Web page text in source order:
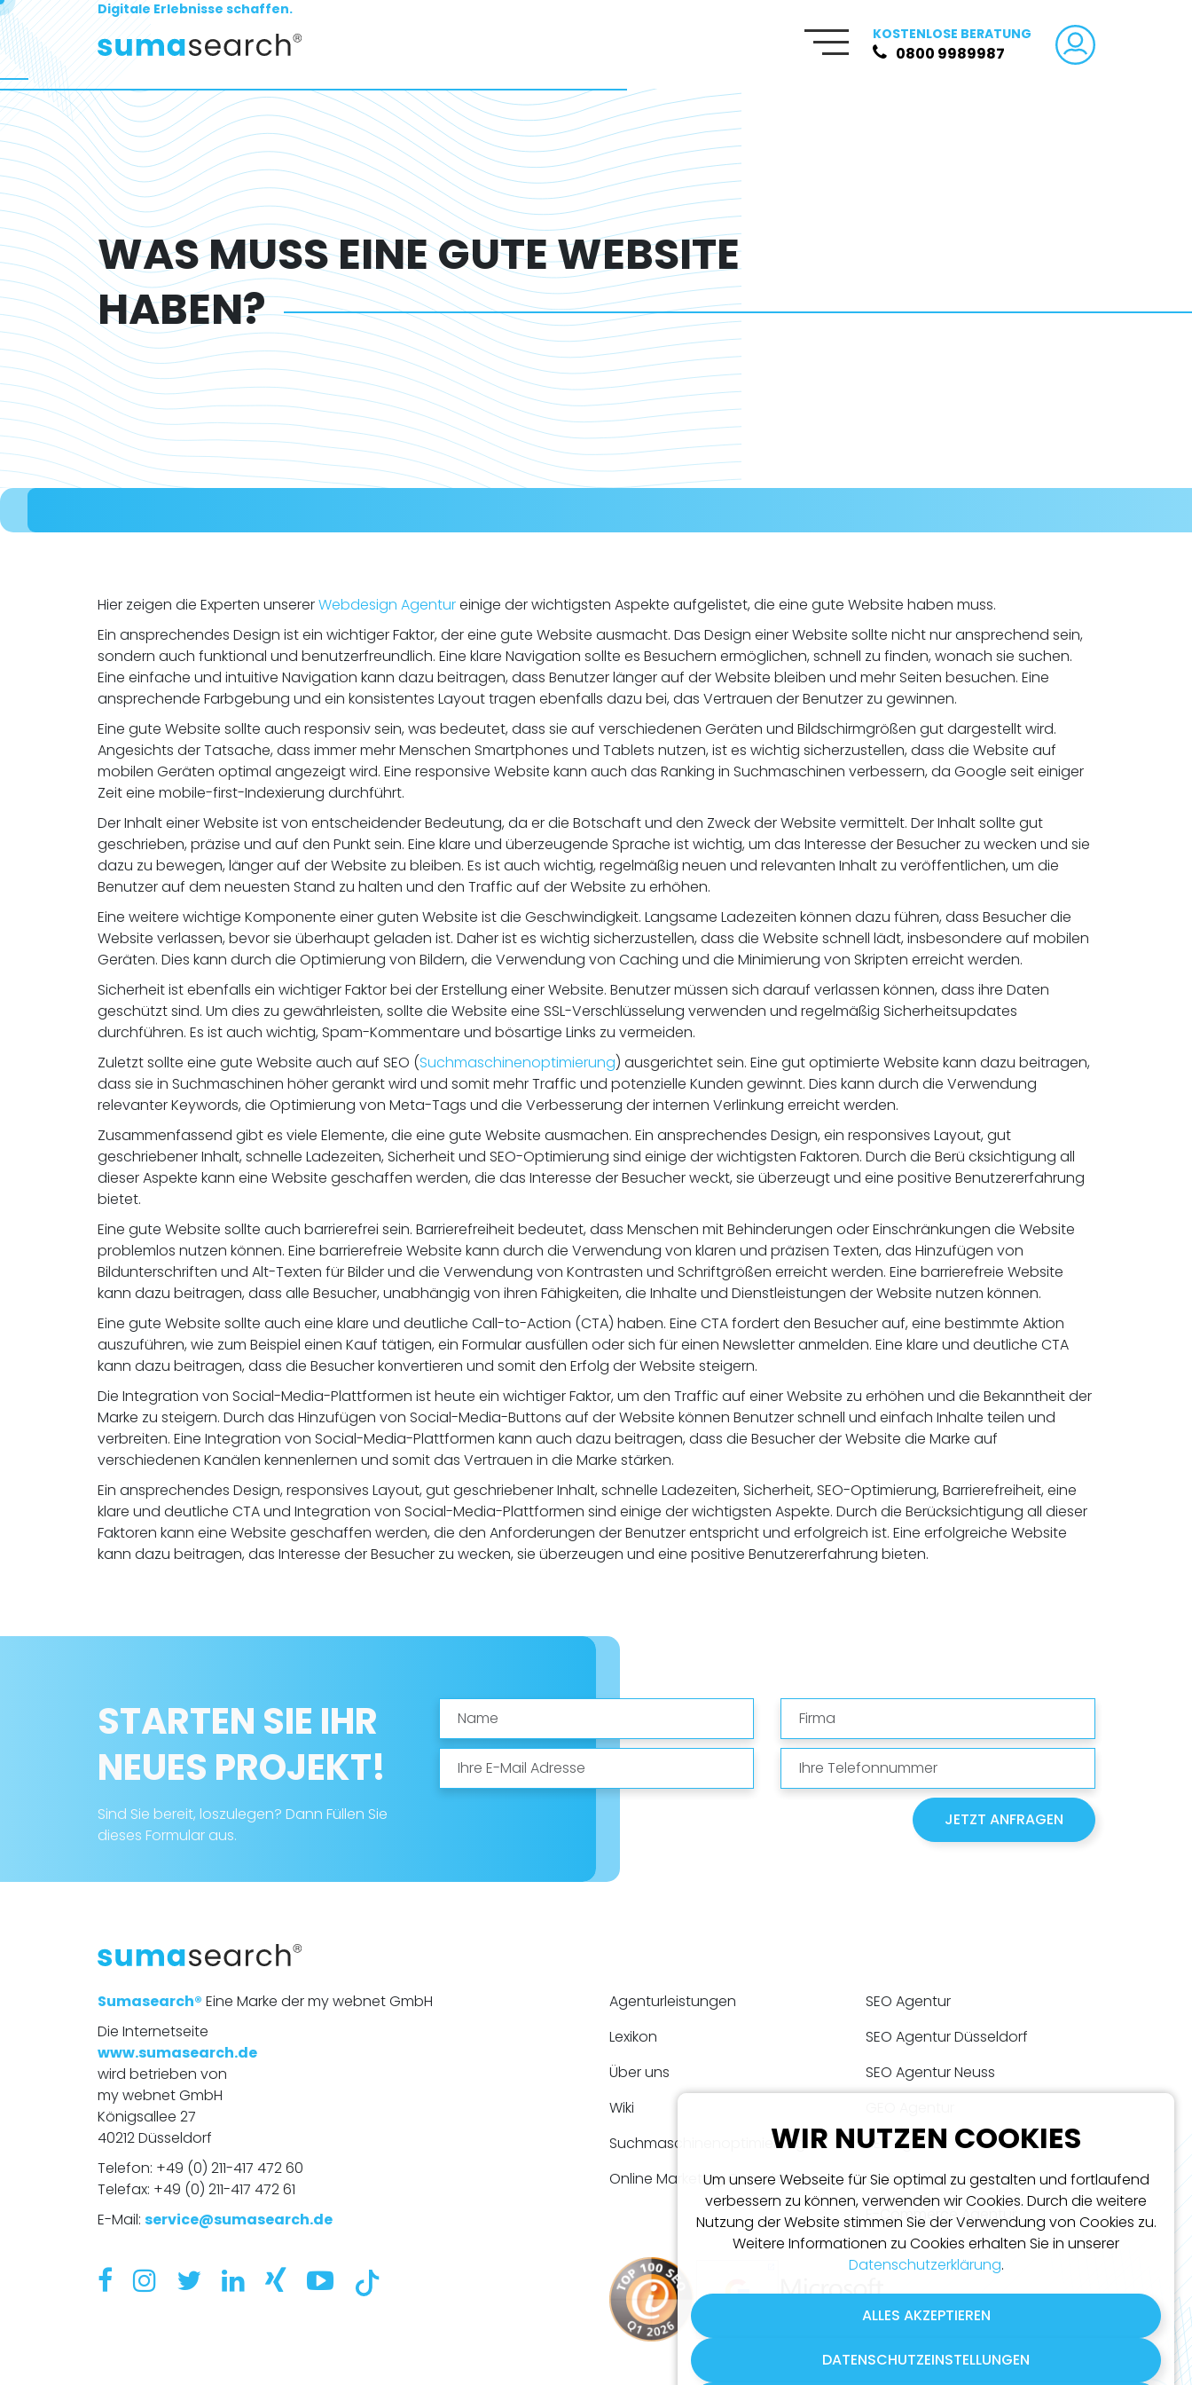
Digitale Erlebnisse schaffen.
KOSTENLOSE BERATUNG
0800 9989987
WAS MUSS EINE GUTE WEBSITE
HABEN?
Hier zeigen die Experten unsererWebdesign Agentureinige der wichtigsten Aspekte aufgelistet, die eine gute Website haben muss.
Ein ansprechendes Design ist ein wichtiger Faktor, der eine gute Website ausmacht. Das Design einer Website sollte nicht nur ansprechend sein,
sondern auch funktional und benutzerfreundlich. Eine klare Navigation sollte es Besuchern ermöglichen, schnell zu finden, wonach sie suchen.
Eine einfache und intuitive Navigation kann dazu beitragen, dass Benutzer länger auf der Website bleiben und mehr Seiten besuchen. Eine
ansprechende Farbgebung und ein konsistentes Layout tragen ebenfalls dazu bei, das Vertrauen der Benutzer zu gewinnen.
Eine gute Website sollte auch responsiv sein, was bedeutet, dass sie auf verschiedenen Geräten und Bildschirmgrößen gut dargestellt wird.
Angesichts der Tatsache, dass immer mehr Menschen Smartphones und Tablets nutzen, ist es wichtig sicherzustellen, dass die Website auf
mobilen Geräten optimal angezeigt wird. Eine responsive Website kann auch das Ranking in Suchmaschinen verbessern, da Google seit einiger
Zeit eine mobile-first-Indexierung durchführt.
Der Inhalt einer Website ist von entscheidender Bedeutung, da er die Botschaft und den Zweck der Website vermittelt. Der Inhalt sollte gut
geschrieben, präzise und auf den Punkt sein. Eine klare und überzeugende Sprache ist wichtig, um das Interesse der Besucher zu wecken und sie
dazu zu bewegen, länger auf der Website zu bleiben. Es ist auch wichtig, regelmäßig neuen und relevanten Inhalt zu veröffentlichen, um die
Benutzer auf dem neuesten Stand zu halten und den Traffic auf der Website zu erhöhen.
Eine weitere wichtige Komponente einer guten Website ist die Geschwindigkeit. Langsame Ladezeiten können dazu führen, dass Besucher die
Website verlassen, bevor sie überhaupt geladen ist. Daher ist es wichtig sicherzustellen, dass die Website schnell lädt, insbesondere auf mobilen
Geräten. Dies kann durch die Optimierung von Bildern, die Verwendung von Caching und die Minimierung von Skripten erreicht werden.
Sicherheit ist ebenfalls ein wichtiger Faktor bei der Erstellung einer Website. Benutzer müssen sich darauf verlassen können, dass ihre Daten
geschützt sind. Um dies zu gewährleisten, sollte die Website eine SSL-Verschlüsselung verwenden und regelmäßig Sicherheitsupdates
durchführen. Es ist auch wichtig, Spam-Kommentare und bösartige Links zu vermeiden.
Zuletzt sollte eine gute Website auch auf SEO (Suchmaschinenoptimierung) ausgerichtet sein. Eine gut optimierte Website kann dazu beitragen,
dass sie in Suchmaschinen höher gerankt wird und somit mehr Traffic und potenzielle Kunden gewinnt. Dies kann durch die Verwendung
relevanter Keywords, die Optimierung von Meta-Tags und die Verbesserung der internen Verlinkung erreicht werden.
Zusammenfassend gibt es viele Elemente, die eine gute Website ausmachen. Ein ansprechendes Design, ein responsives Layout, gut
geschriebener Inhalt, schnelle Ladezeiten, Sicherheit und SEO-Optimierung sind einige der wichtigsten Faktoren. Durch die Berü cksichtigung all
dieser Aspekte kann eine Website geschaffen werden, die das Interesse der Besucher weckt, sie überzeugt und eine positive Benutzererfahrung
bietet.
Eine gute Website sollte auch barrierefrei sein. Barrierefreiheit bedeutet, dass Menschen mit Behinderungen oder Einschränkungen die Website
problemlos nutzen können. Eine barrierefreie Website kann durch die Verwendung von klaren und präzisen Texten, das Hinzufügen von
Bildunterschriften und Alt-Texten für Bilder und die Verwendung von Kontrasten und Schriftgrößen erreicht werden. Eine barrierefreie Website
kann dazu beitragen, dass alle Besucher, unabhängig von ihren Fähigkeiten, die Inhalte und Dienstleistungen der Website nutzen können.
Eine gute Website sollte auch eine klare und deutliche Call-to-Action (CTA) haben. Eine CTA fordert den Besucher auf, eine bestimmte Aktion
auszuführen, wie zum Beispiel einen Kauf tätigen, ein Formular ausfüllen oder sich für einen Newsletter anmelden. Eine klare und deutliche CTA
kann dazu beitragen, dass die Besucher konvertieren und somit den Erfolg der Website steigern.
Die Integration von Social-Media-Plattformen ist heute ein wichtiger Faktor, um den Traffic auf einer Website zu erhöhen und die Bekanntheit der
Marke zu steigern. Durch das Hinzufügen von Social-Media-Buttons auf der Website können Benutzer schnell und einfach Inhalte teilen und
verbreiten. Eine Integration von Social-Media-Plattformen kann auch dazu beitragen, dass die Besucher der Website die Marke auf
verschiedenen Kanälen kennenlernen und somit das Vertrauen in die Marke stärken.
Ein ansprechendes Design, responsives Layout, gut geschriebener Inhalt, schnelle Ladezeiten, Sicherheit, SEO-Optimierung, Barrierefreiheit, eine
klare und deutliche CTA und Integration von Social-Media-Plattformen sind einige der wichtigsten Aspekte. Durch die Berücksichtigung all dieser
Faktoren kann eine Website geschaffen werden, die den Anforderungen der Benutzer entspricht und erfolgreich ist. Eine erfolgreiche Website
kann dazu beitragen, das Interesse der Besucher zu wecken, sie überzeugen und eine positive Benutzererfahrung bieten.
STARTEN SIE IHR
NEUES PROJEKT!
Sind Sie bereit, loszulegen? Dann Füllen Sie
dieses Formular aus.
JETZT ANFRAGEN
Sumasearch® Eine Marke der my webnet GmbH
Die Internetseite
www.sumasearch.de
wird betrieben von
my webnet GmbH
Königsallee 27
40212 Düsseldorf
Telefon: +49 (0) 211-417 472 60
Telefax: +49 (0) 211-417 472 61
E-Mail: service@sumasearch.de
Agenturleistungen
Lexikon
Über uns
Wiki
Suchmaschinenoptimierung
Online Marketing Gutachten
SEO Agentur
SEO Agentur Düsseldorf
SEO Agentur Neuss
SEA Agentur
Webdesign Agentur
E-Commerce Agentur
WIR NUTZEN COOKIES
Um unsere Webseite für Sie optimal zu gestalten und fortlaufend
verbessern zu können, verwenden wir Cookies. Durch die weitere
Nutzung der Website stimmen Sie der Verwendung von Cookies zu.
Weitere Informationen zu Cookies erhalten Sie in unserer
Datenschutzerklärung.
ALLES AKZEPTIEREN
DATENSCHUTZEINSTELLUNGEN